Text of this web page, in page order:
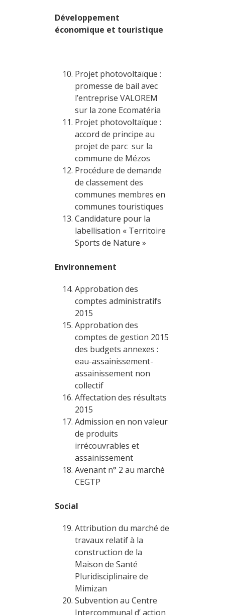
Développement
économique et touristique
Projet photovoltaïque :
promesse de bail avec
l’entreprise VALOREM
sur la zone Ecomatéria
Projet photovoltaïque :
accord de principe au
projet de parc sur la
commune de Mézos
Procédure de demande
de classement des
communes membres en
communes touristiques
Candidature pour la
labellisation « Territoire
Sports de Nature »
Environnement
Approbation des
comptes administratifs
2015
Approbation des
comptes de gestion 2015
des budgets annexes :
eau-assainissement-
assainissement non
collectif
Affectation des résultats
2015
Admission en non valeur
de produits
irrécouvrables et
assainissement
Avenant n° 2 au marché
CEGTP
Social
Attribution du marché de
travaux relatif à la
construction de la
Maison de Santé
Pluridisciplinaire de
Mimizan
Subvention au Centre
Intercommunal d’ action